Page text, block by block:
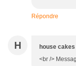
Répondre
H house cakes
<br />